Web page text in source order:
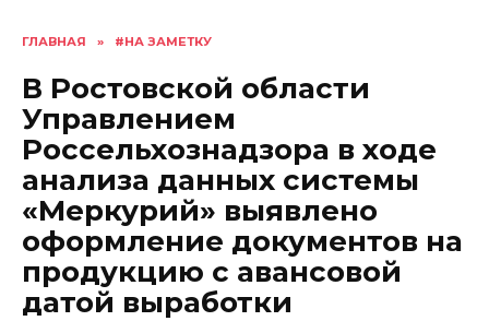
ГЛАВНАЯ » #НА ЗАМЕТКУ
В Ростовской области
Управлением
Россельхознадзора в ходе
анализа данных системы
«Меркурий» выявлено
оформление документов на
продукцию с авансовой
датой выработки